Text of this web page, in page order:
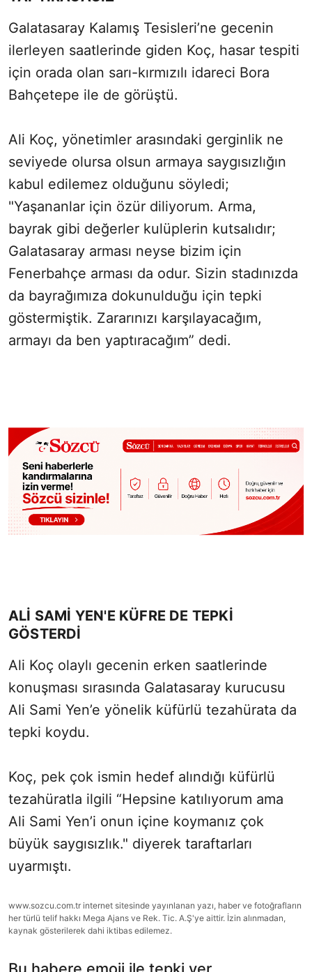
Galatasaray Kalamış Tesisleri’ne gecenin
ilerleyen saatlerinde giden Koç, hasar tespiti
için orada olan sarı-kırmızılı idareci Bora
Bahçetepe ile de görüştü.
Ali Koç, yönetimler arasındaki gerginlik ne
seviyede olursa olsun armaya saygısızlığın
kabul edilemez olduğunu söyledi;
"Yaşananlar için özür diliyorum. Arma,
bayrak gibi değerler kulüplerin kutsalıdır;
Galatasaray arması neyse bizim için
Fenerbahçe arması da odur. Sizin stadınızda
da bayrağımıza dokunulduğu için tepki
göstermiştik. Zararınızı karşılayacağım,
armayı da ben yaptıracağım” dedi.
ALİ SAMİ YEN'E KÜFRE DE TEPKİ
GÖSTERDİ
Ali Koç olaylı gecenin erken saatlerinde
konuşması sırasında Galatasaray kurucusu
Ali Sami Yen’e yönelik küfürlü tezahürata da
tepki koydu.
Koç, pek çok ismin hedef alındığı küfürlü
tezahüratla ilgili “Hepsine katılıyorum ama
Ali Sami Yen’i onun içine koymanız çok
büyük saygısızlık." diyerek taraftarları
uyarmıştı.
www.sozcu.com.tr internet sitesinde yayınlanan yazı, haber ve fotoğrafların
her türlü telif hakkı Mega Ajans ve Rek. Tic. A.Ş'ye aittir. İzin alınmadan,
kaynak gösterilerek dahi iktibas edilemez.